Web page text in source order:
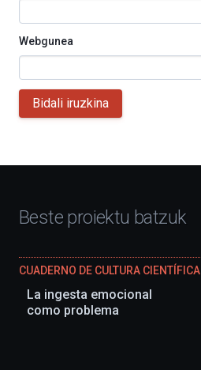
Webgunea
Bidali iruzkina
Beste proiektu batzuk
CUADERNO DE CULTURA CIENTÍFICA
La ingesta emocional
como problema